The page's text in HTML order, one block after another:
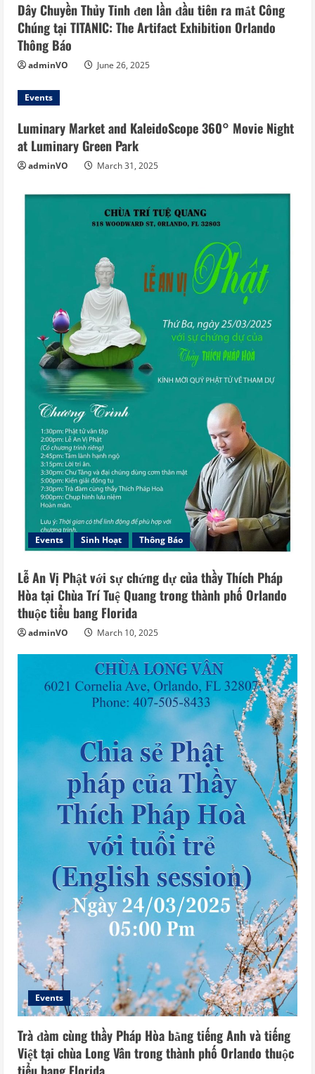
Dây Chuyền Thủy Tinh đen lần đầu tiên ra mắt Công
Chúng tại TITANIC: The Artifact Exhibition Orlando
Thông Báo
adminVO June 26, 2025
Events
Luminary Market and KaleidoScope 360° Movie Night
at Luminary Green Park
adminVO March 31, 2025
Events Sinh Hoạt Thông Báo
Lễ An Vị Phật với sự chứng dự của thầy Thích Pháp
Hòa tại Chùa Trí Tuệ Quang trong thành phố Orlando
thuộc tiểu bang Florida
adminVO March 10, 2025
Events
Trà đàm cùng thầy Pháp Hòa bằng tiếng Anh và tiếng
Việt tại chùa Long Vân trong thành phố Orlando thuộc
tiểu bang Florida